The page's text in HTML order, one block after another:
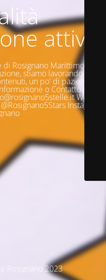
attiva
Rosignano Marittimo è
stiamo lavorando per
un po' di pazienza e
o Contatto questi
Web:
Instagram:
Rosignano 2023